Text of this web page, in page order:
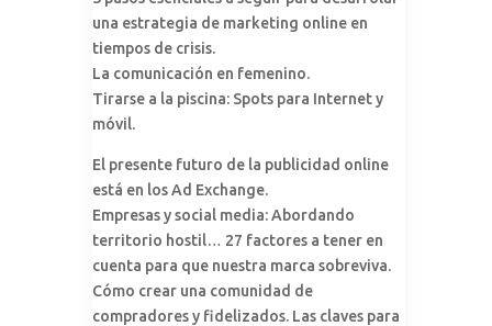
una estrategia de marketing online en
tiempos de crisis.
La comunicación en femenino.
Tirarse a la piscina: Spots para Internet y
móvil.
El presente futuro de la publicidad online
está en los Ad Exchange.
Empresas y social media: Abordando
territorio hostil… 27 factores a tener en
cuenta para que nuestra marca sobreviva.
Cómo crear una comunidad de
compradores y fidelizados. Las claves para